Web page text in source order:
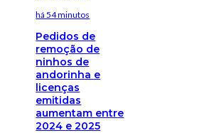
há 54 minutos
Pedidos de
remoção de
ninhos de
andorinha e
licenças
emitidas
aumentam entre
2024 e 2025